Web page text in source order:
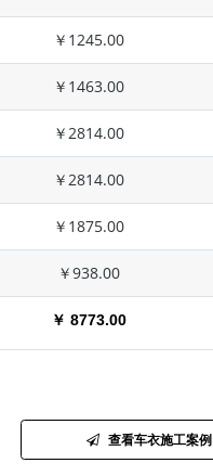
￥1245.00
￥1463.00
￥2814.00
￥2814.00
￥1875.00
￥938.00
￥ 8773.00
查看车衣施工案例